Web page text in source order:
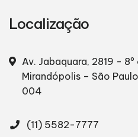
Localização
Av. Jabaquara, 2819 -
Mirandópolis – São
004
(11) 5582-7777